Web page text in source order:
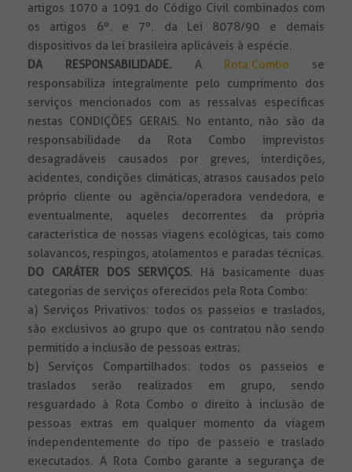
artigos 1070 a 1091 do Código Civil combinados com
os artigos 6º. e 7º. da Lei 8078/90 e demais
dispositivos da lei brasileira aplicáveis à espécie.
DA RESPONSABILIDADE. A Rota Combo se
responsabiliza integralmente pelo cumprimento dos
serviços mencionados com as ressalvas específicas
nestas CONDIÇÕES GERAIS. No entanto, não são da
responsabilidade da Rota Combo imprevistos
desagradáveis causados por greves, interdições,
acidentes, condições climáticas, atrasos causados pelo
próprio cliente ou agência/operadora vendedora, e
eventualmente, aqueles decorrentes da própria
característica de nossas viagens ecológicas, tais como
solavancos, respingos, atolamentos e paradas técnicas.
DO CARÁTER DOS SERVIÇOS. Há basicamente duas
categorias de serviços oferecidos pela Rota Combo:
a) Serviços Privativos: todos os passeios e traslados,
são exclusivos ao grupo que os contratou não sendo
permitido a inclusão de pessoas extras;
b) Serviços Compartilhados: todos os passeios e
traslados serão realizados em grupo, sendo
resguardado à Rota Combo o direito à inclusão de
pessoas extras em qualquer momento da viagem
independentemente do tipo de passeio e traslado
executados. A Rota Combo garante a segurança de